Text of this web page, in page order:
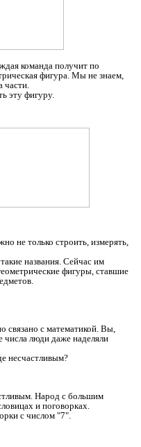
команда получит по
фигура. Мы не знаем,
части.
эту фигуру.
не только строить, измерять,
названия. Сейчас им
фигуры, ставшие
связано с математикой. Вы,
числа люди даже наделяли
несчастливым?
Народ с большим
и поговорках.
с числом "7".